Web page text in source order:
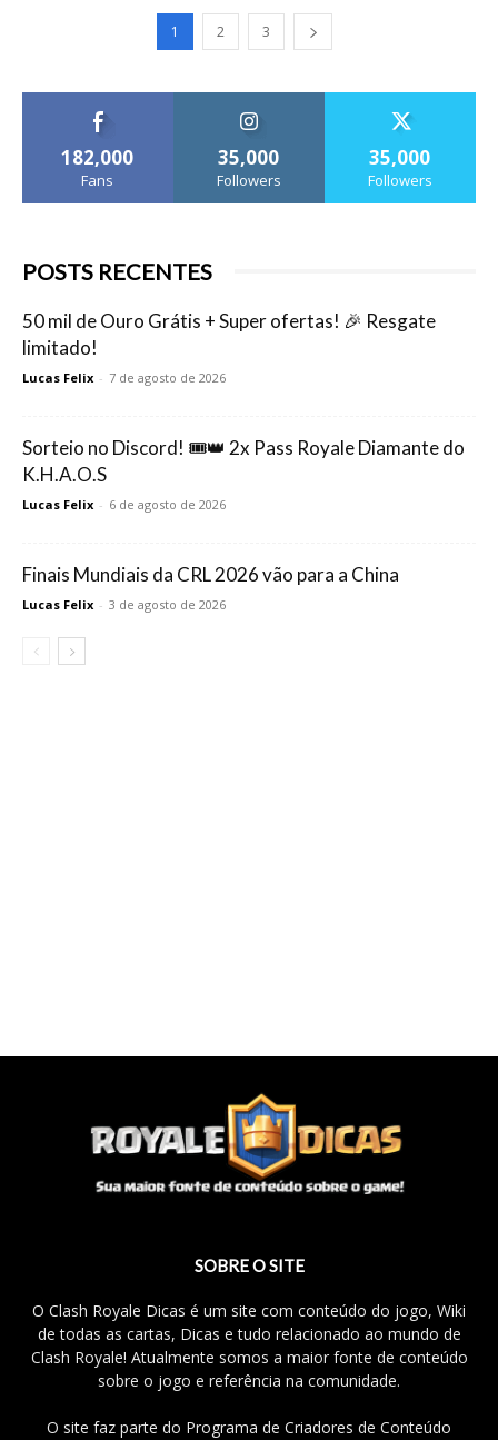
1 2 3
182,000
Fans
35,000
Followers
35,000
Followers
POSTS RECENTES
50 mil de Ouro Grátis + Super ofertas! 🎉 Resgate
limitado!
Lucas Felix - 7 de agosto de 2026
Sorteio no Discord! 🎟️👑 2x Pass Royale Diamante do
K.H.A.O.S
Lucas Felix - 6 de agosto de 2026
Finais Mundiais da CRL 2026 vão para a China
Lucas Felix - 3 de agosto de 2026
SOBRE O SITE
O Clash Royale Dicas é um site com conteúdo do jogo, Wiki
de todas as cartas, Dicas e tudo relacionado ao mundo de
Clash Royale! Atualmente somos a maior fonte de conteúdo
sobre o jogo e referência na comunidade.
O site faz parte do Programa de Criadores de Conteúdo